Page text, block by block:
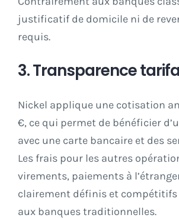
justificatif de domicile ni de
requis.
3. Transparence
Nickel applique une cotisation
€, ce qui permet de bénéficier
avec une carte bancaire et des
Les frais pour les autres
virements, paiements à
clairement définis et
aux banques traditionnelles.